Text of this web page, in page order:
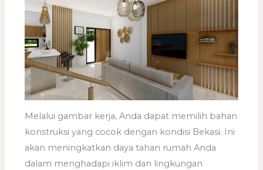
Melalui gambar kerja, Anda dapat memilih bahan
konstruksi yang cocok dengan kondisi Bekasi. Ini
akan meningkatkan daya tahan rumah Anda
dalam menghadapi iklim dan lingkungan